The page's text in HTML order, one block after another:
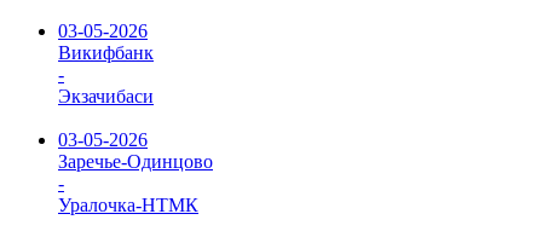
03-05-2026
Викифбанк
-
Экзачибаси
03-05-2026
Заречье-Одинцово
-
Уралочка-НТМК